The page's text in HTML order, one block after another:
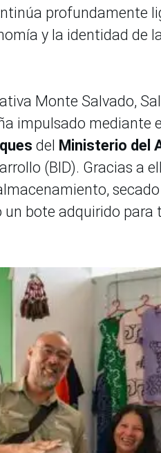
profundamente
y la identidad de
Monte Salvado,
impulsado mediante
del Ministerio del
(BID). Gracias a
bote adquirido